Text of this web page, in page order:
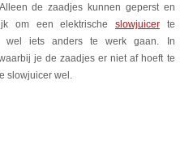
de zaadjes kunnen geperst en
om een elektrische slowjuicerte
wel iets anders te werk gaan. In
je de zaadjes er niet af hoeft te
slowjuicer wel.